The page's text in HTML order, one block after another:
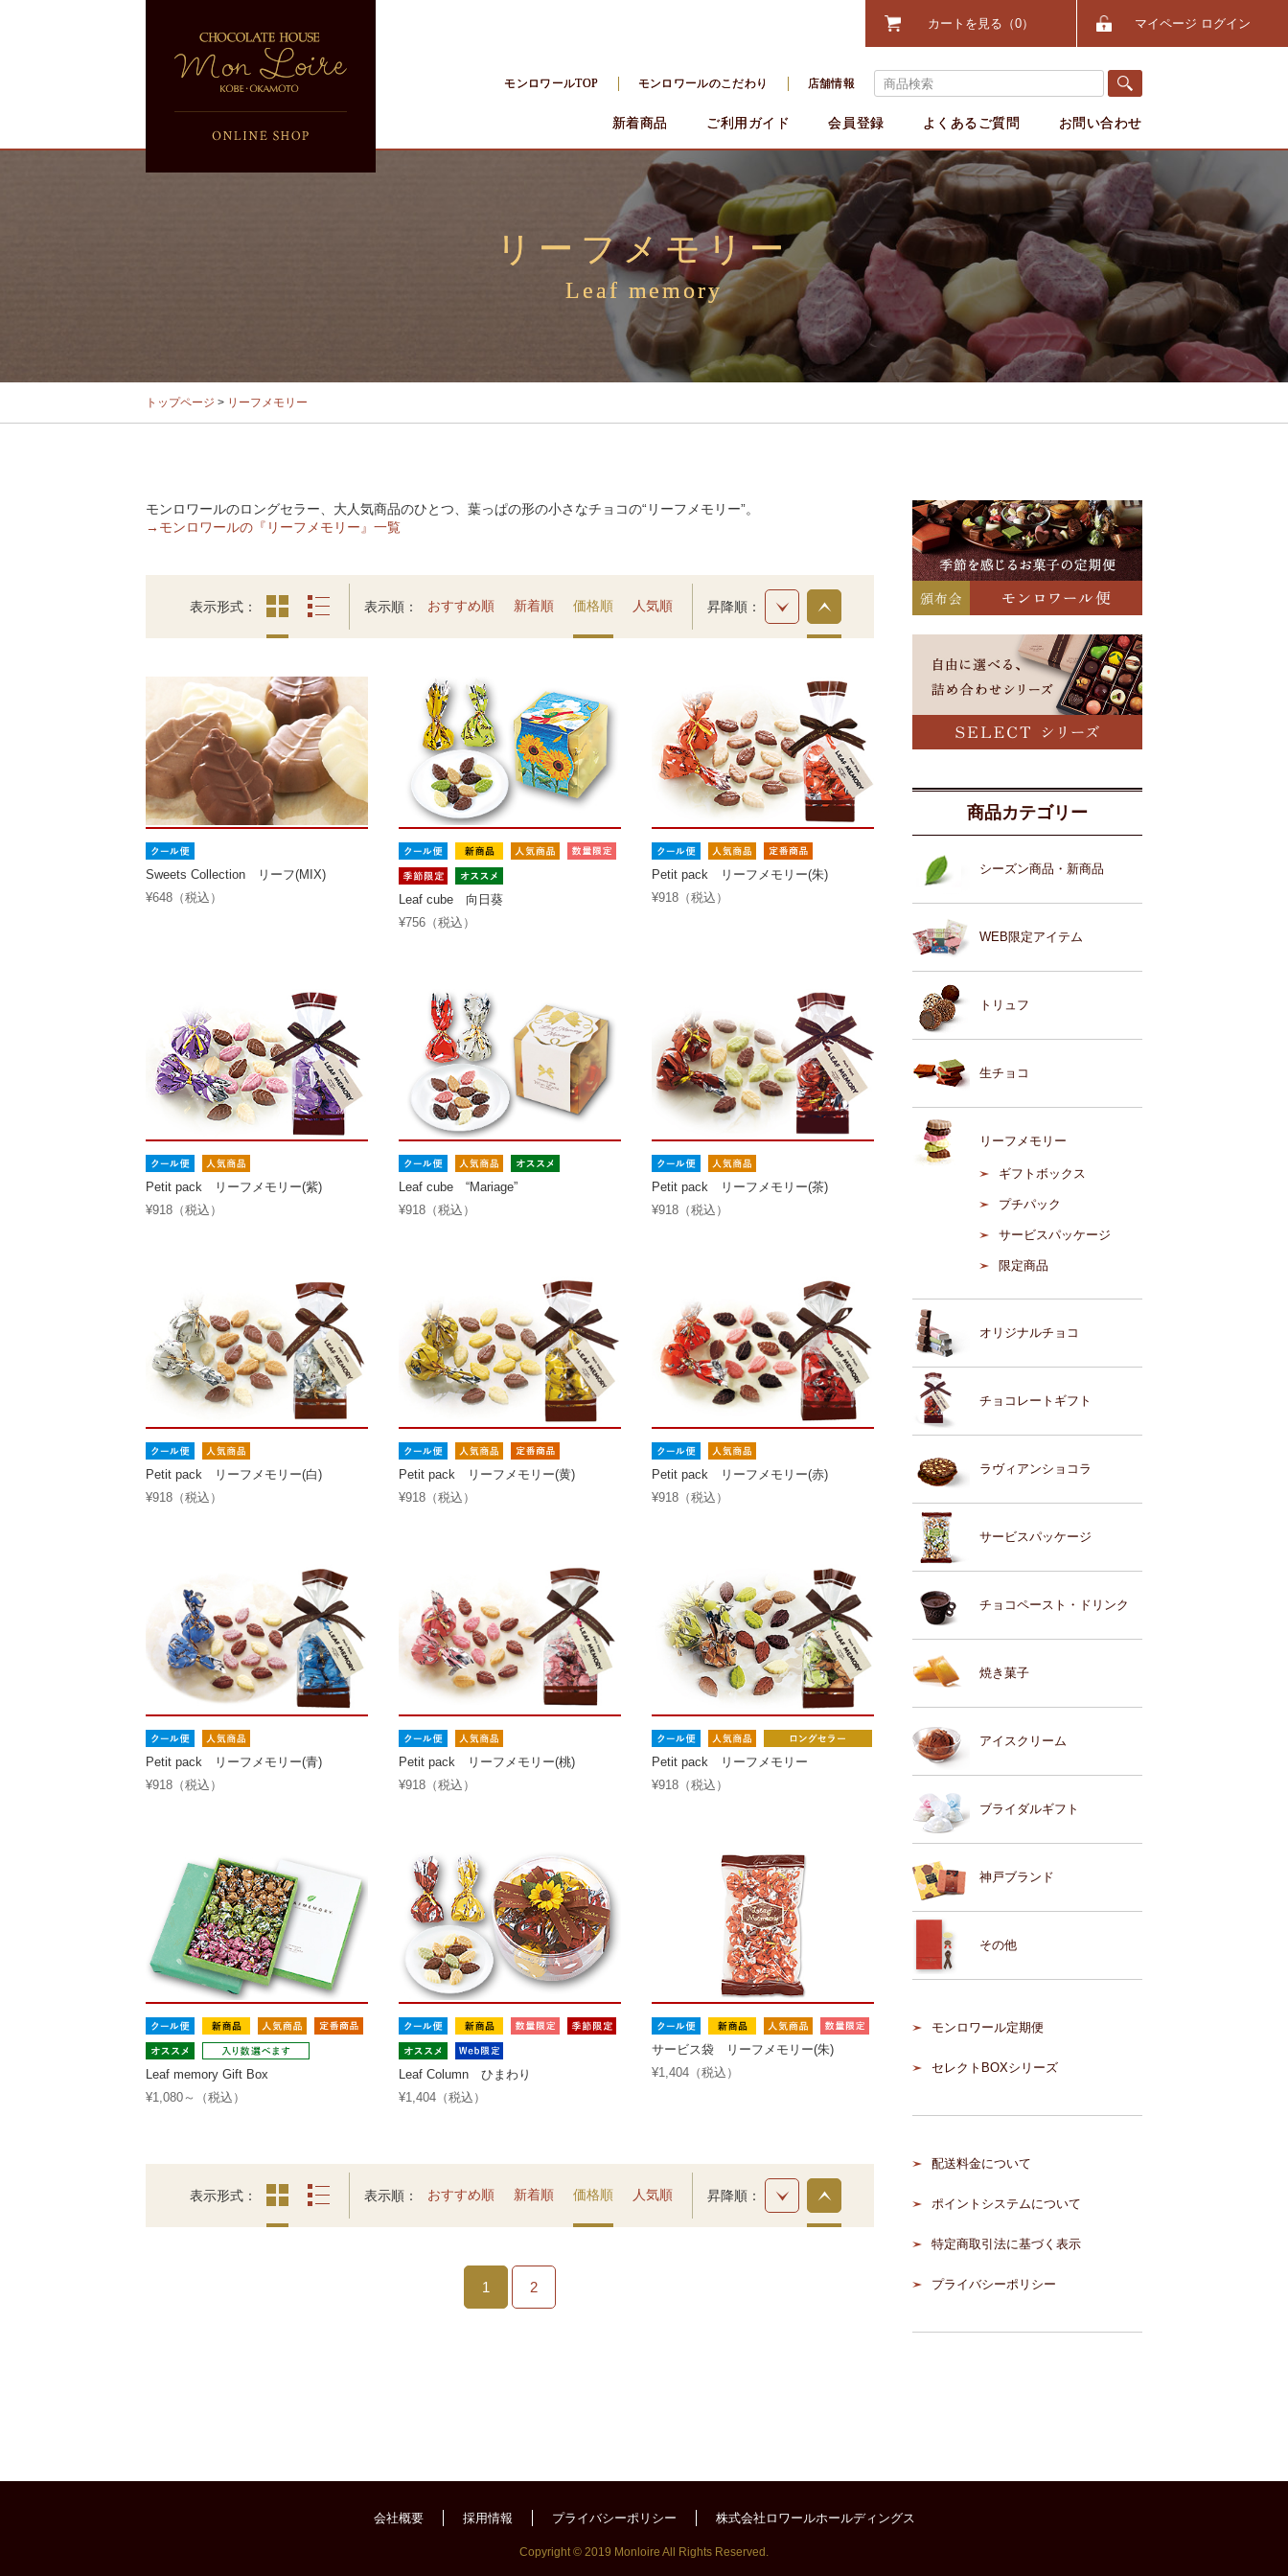
カートを見る 0 マイページ ログイン
モンロワールTOP モンロワールのこだわり 店舗情報
新着商品 ご利用ガイド 会員登録 よくあるご質問 お問い合わせ
リーフメモリー
Leaf memory
トップページ > リーフメモリー
モンロワールのロングセラー、大人気商品のひとつ、葉っぱの形の小さなチョコの“リーフメモリー”。
→モンロワールの『リーフメモリー』一覧
表示形式 表示順 おすすめ順 新着順 価格順 人気順 昇降順
Sweets Collection リーフ(MIX)
¥648（税込）
Leaf cube 向日葵
¥756（税込）
Petit pack リーフメモリー(朱)
¥918（税込）
Petit pack リーフメモリー(紫)
¥918（税込）
Leaf cube “Mariage”
¥918（税込）
Petit pack リーフメモリー(茶)
¥918（税込）
Petit pack リーフメモリー(白)
¥918（税込）
Petit pack リーフメモリー(黄)
¥918（税込）
Petit pack リーフメモリー(赤)
¥918（税込）
Petit pack リーフメモリー(青)
¥918（税込）
Petit pack リーフメモリー(桃)
¥918（税込）
Petit pack リーフメモリー
¥918（税込）
Leaf memory Gift Box
¥1,080～（税込）
Leaf Column ひまわり
¥1,404（税込）
サービス袋 リーフメモリー(朱)
¥1,404（税込）
表示形式 表示順 おすすめ順 新着順 価格順 人気順 昇降順
1 2
商品カテゴリー
シーズン商品・新商品
WEB限定アイテム
トリュフ
生チョコ
リーフメモリー
ギフトボックス
プチパック
サービスパッケージ
限定商品
オリジナルチョコ
チョコレートギフト
ラヴィアンショコラ
サービスパッケージ
チョコペースト・ドリンク
焼き菓子
アイスクリーム
ブライダルギフト
神戸ブランド
その他
モンロワール定期便
セレクトBOXシリーズ
配送料金について
ポイントシステムについて
特定商取引法に基づく表示
プライバシーポリシー
会社概要 採用情報 プライバシーポリシー 株式会社ロワールホールディングス
Copyright © 2019 Monloire All Rights Reserved.